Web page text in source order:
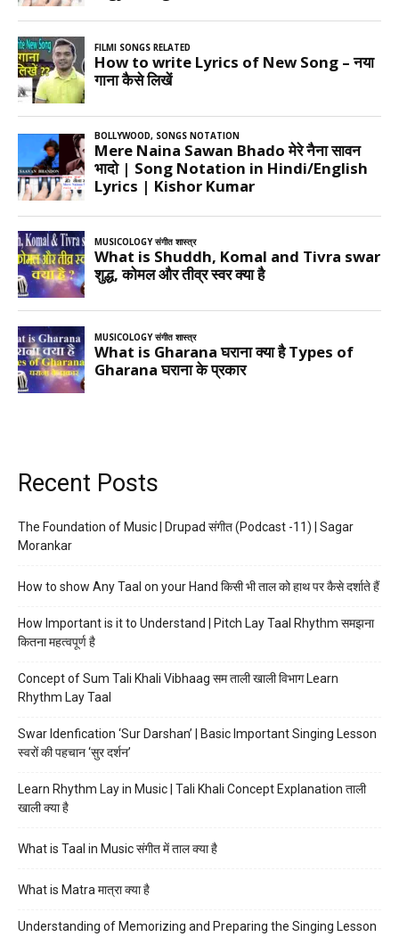
Recent Posts
The Foundation of Music | Drupad संगीत (Podcast -11) | Sagar
Morankar
How to show Any Taal on your Hand किसी भी ताल को हाथ पर कैसे दर्शाते हैं
How Important is it to Understand | Pitch Lay Taal Rhythm समझना
कितना महत्वपूर्ण है
Concept of Sum Tali Khali Vibhaag सम ताली खाली विभाग Learn
Rhythm Lay Taal
Swar Idenfication ‘Sur Darshan’ | Basic Important Singing Lesson
स्वरों की पहचान ‘सुर दर्शन’
Learn Rhythm Lay in Music | Tali Khali Concept Explanation ताली
खाली क्या है
What is Taal in Music संगीत में ताल क्या है
What is Matra मात्रा क्या है
Understanding of Memorizing and Preparing the Singing Lesson